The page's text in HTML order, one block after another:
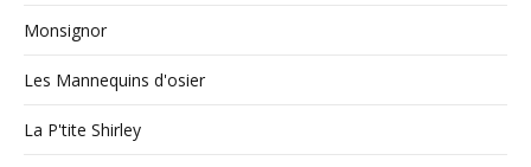
Monsignor
Les Mannequins d'osier
La P'tite Shirley